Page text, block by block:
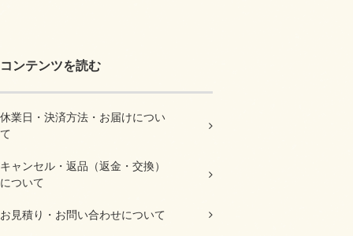
コンテンツを読む
休業日・決済方法・お届けについ
て
キャンセル・返品（返金・交換）
について
お見積り・お問い合わせについて